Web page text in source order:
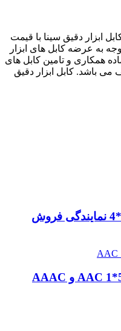
ابزار دقیق سینا با قیمت
به عرضه کابل های ابزار
همکاری و تامین کابل های
می باشد. کابل ابزار دقیق
قیمت کابل آلومینیومی 25*4 نمایندگی فروش
هادی آلومینیومی هوایی 50*1 AAC و AAAC